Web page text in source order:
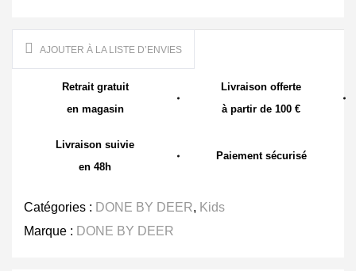
AJOUTER À LA LISTE D’ENVIES
Retrait gratuit
en magasin
Livraison offerte
à partir de 100 €
Livraison suivie
en 48h
Paiement sécurisé
Catégories : DONE BY DEER, Kids
Marque : DONE BY DEER